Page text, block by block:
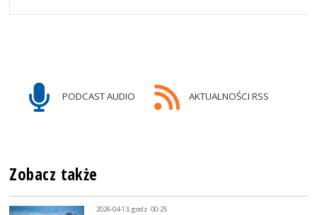
PODCAST AUDIO AKTUALNOŚCI RSS
Zobacz także
2026-04-13, godz. 00:25